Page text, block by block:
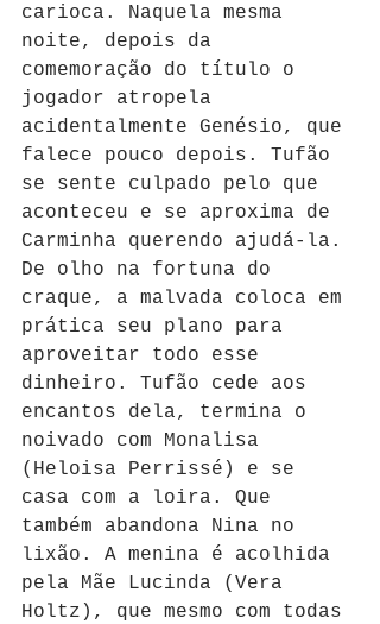
carioca. Naquela mesma
noite, depois da
comemoração do título o
jogador atropela
acidentalmente Genésio, que
falece pouco depois. Tufão
se sente culpado pelo que
aconteceu e se aproxima de
Carminha querendo ajudá-la.
De olho na fortuna do
craque, a malvada coloca em
prática seu plano para
aproveitar todo esse
dinheiro. Tufão cede aos
encantos dela, termina o
noivado com Monalisa
(Heloisa Perrissé) e se
casa com a loira. Que
também abandona Nina no
lixão. A menina é acolhida
pela Mãe Lucinda (Vera
Holtz), que mesmo com todas